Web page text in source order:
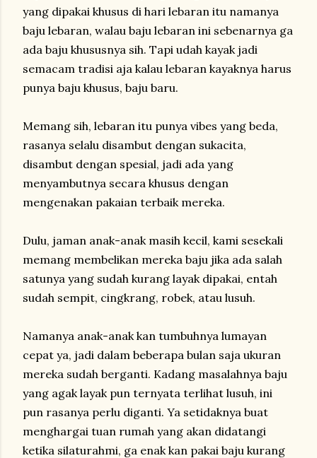
yang dipakai khusus di hari lebaran itu namanya
baju lebaran, walau baju lebaran ini sebenarnya ga
ada baju khususnya sih. Tapi udah kayak jadi
semacam tradisi aja kalau lebaran kayaknya harus
punya baju khusus, baju baru.
Memang sih, lebaran itu punya vibes yang beda,
rasanya selalu disambut dengan sukacita,
disambut dengan spesial, jadi ada yang
menyambutnya secara khusus dengan
mengenakan pakaian terbaik mereka.
Dulu, jaman anak-anak masih kecil, kami sesekali
memang membelikan mereka baju jika ada salah
satunya yang sudah kurang layak dipakai, entah
sudah sempit, cingkrang, robek, atau lusuh.
Namanya anak-anak kan tumbuhnya lumayan
cepat ya, jadi dalam beberapa bulan saja ukuran
mereka sudah berganti. Kadang masalahnya baju
yang agak layak pun ternyata terlihat lusuh, ini
pun rasanya perlu diganti. Ya setidaknya buat
menghargai tuan rumah yang akan didatangi
ketika silaturahmi, ga enak kan pakai baju kurang